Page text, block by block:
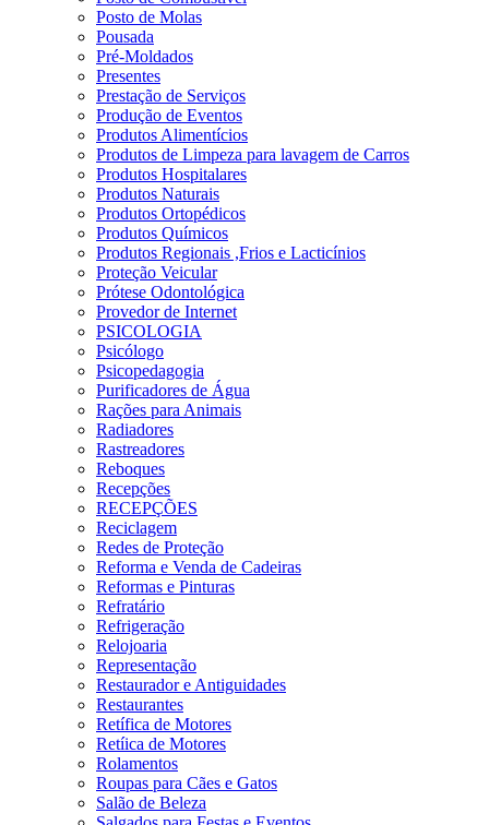
Posto de Molas
Pousada
Pré-Moldados
Presentes
Prestação de Serviços
Produção de Eventos
Produtos Alimentícios
Produtos de Limpeza para lavagem de Carros
Produtos Hospitalares
Produtos Naturais
Produtos Ortopédicos
Produtos Químicos
Produtos Regionais ,Frios e Lacticínios
Proteção Veicular
Prótese Odontológica
Provedor de Internet
PSICOLOGIA
Psicólogo
Psicopedagogia
Purificadores de Água
Rações para Animais
Radiadores
Rastreadores
Reboques
Recepções
RECEPÇÕES
Reciclagem
Redes de Proteção
Reforma e Venda de Cadeiras
Reformas e Pinturas
Refratário
Refrigeração
Relojoaria
Representação
Restaurador e Antiguidades
Restaurantes
Retífica de Motores
Retíica de Motores
Rolamentos
Roupas para Cães e Gatos
Salão de Beleza